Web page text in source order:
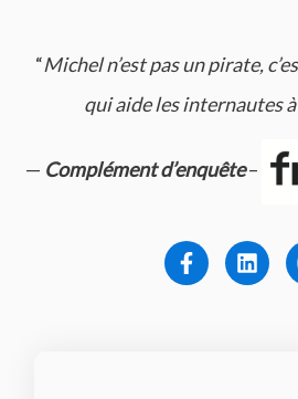
“Michel n’est pas un pirate,
qui aide les internautes
— Complément d’enquête–